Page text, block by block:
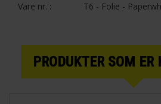
Vare nr. :
T6 - Folie -
PRODUKTER SOM